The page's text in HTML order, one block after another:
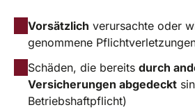
Vorsätzlich verursachte oder
genommene
Schäden, die bereits durch
Versicherungen abgedeckt
Betriebshaftpflicht)